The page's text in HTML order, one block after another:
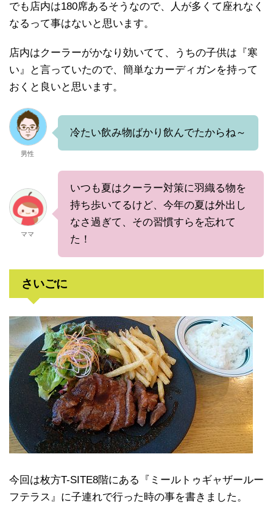
でも店内は180席あるそうなので、人が多くて座れなく
なるって事はないと思います。
店内はクーラーがかなり効いてて、うちの子供は『寒
い』と言っていたので、簡単なカーディガンを持って
おくと良いと思います。
男性
冷たい飲み物ばかり飲んでたからね～
ママ
いつも夏はクーラー対策に羽織る物を
持ち歩いてるけど、今年の夏は外出し
なさ過ぎて、その習慣すらを忘れて
た！
さいごに
今回は枚方T-SITE8階にある『ミールトゥギャザールー
フテラス』に子連れで行った時の事を書きました。